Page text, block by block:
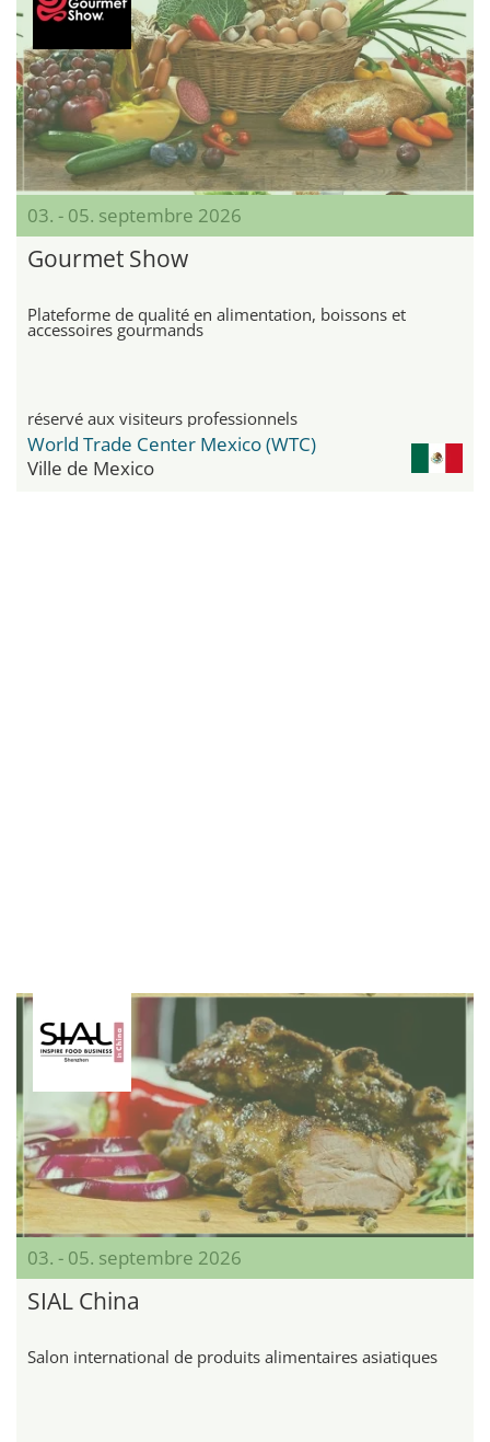
03. - 05. septembre 2026
Gourmet Show
Plateforme de qualité en alimentation, boissons et
accessoires gourmands
réservé aux visiteurs professionnels
World Trade Center Mexico (WTC)
Ville de Mexico
03. - 05. septembre 2026
SIAL China
Salon international de produits alimentaires asiatiques